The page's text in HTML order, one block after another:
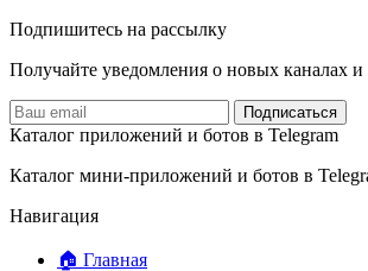
Подпишитесь на рассылку
Получайте уведомления о новых каналах
Подписаться
Каталог приложений и ботов в Telegram
Каталог мини-приложений и ботов в
Навигация
🏠 Главная